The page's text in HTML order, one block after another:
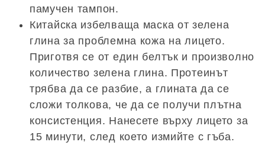
памучен тампон.
Китайска избелваща маска от зелена
глина за проблемна кожа на лицето.
Приготвя се от един белтък и произволно
количество зелена глина. Протеинът
трябва да се разбие, а глината да се
сложи толкова, че да се получи плътна
консистенция. Нанесете върху лицето за
15 минути, след което измийте с гъба.